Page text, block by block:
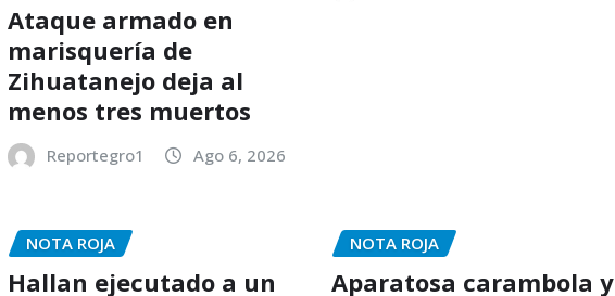
Ataque armado en
marisquería de
Zihuatanejo deja al
menos tres muertos
Reportegro1 Ago 6, 2026
NOTA ROJA
Hallan ejecutado a un
NOTA ROJA
Aparatosa carambola y